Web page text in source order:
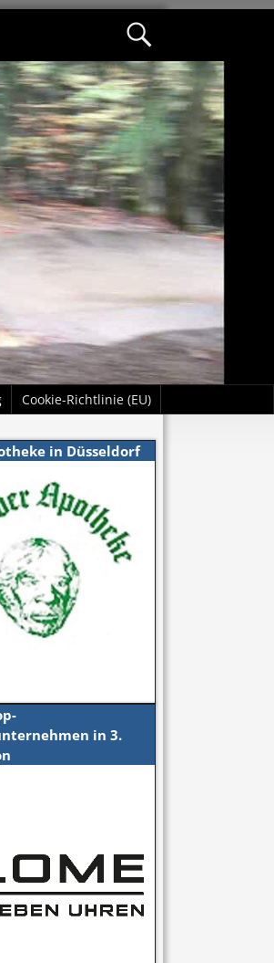
Cookie-Richtlinie (EU)
in Düsseldorf
in 3.